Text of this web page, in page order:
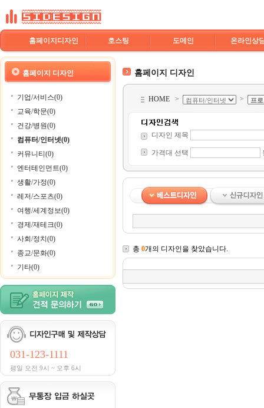
홈페이지디자인 호스팅 도메인 온라인상
홈페이지 디자인
기업/서비스(0)
교육/학문(0)
건강/병원(0)
컴퓨터/인터넷(0)
커뮤니티(0)
엔터테인먼트(0)
생활/가정(0)
레저/스포츠(0)
여행/세계정보(0)
경제/재테크(0)
사회/정치(0)
종교/문화(0)
기타(0)
031-123-1111
평일 오전 9시 ~ 오후 6시
홈페이지 디자인
HOME > >
디자인 제목
가격대 선택
총 0개의 디자인을 찾았습니다.